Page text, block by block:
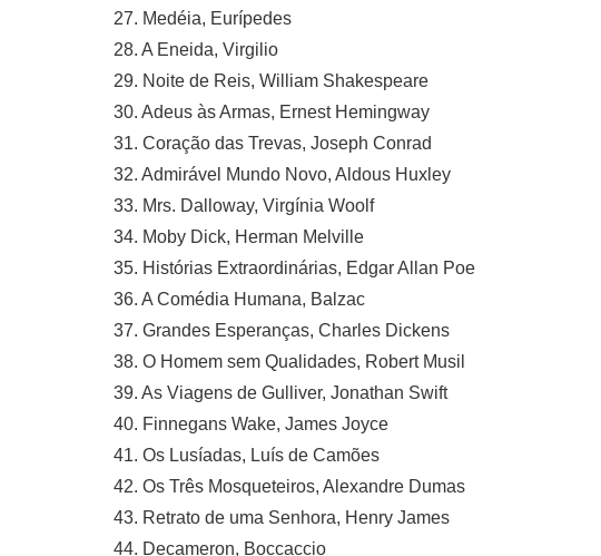
27. Medéia, Eurípedes
28. A Eneida, Virgilio
29. Noite de Reis, William Shakespeare
30. Adeus às Armas, Ernest Hemingway
31. Coração das Trevas, Joseph Conrad
32. Admirável Mundo Novo, Aldous Huxley
33. Mrs. Dalloway, Virgínia Woolf
34. Moby Dick, Herman Melville
35. Histórias Extraordinárias, Edgar Allan Poe
36. A Comédia Humana, Balzac
37. Grandes Esperanças, Charles Dickens
38. O Homem sem Qualidades, Robert Musil
39. As Viagens de Gulliver, Jonathan Swift
40. Finnegans Wake, James Joyce
41. Os Lusíadas, Luís de Camões
42. Os Três Mosqueteiros, Alexandre Dumas
43. Retrato de uma Senhora, Henry James
44. Decameron, Boccaccio